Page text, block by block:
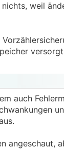
weil
auch
angeschaut,